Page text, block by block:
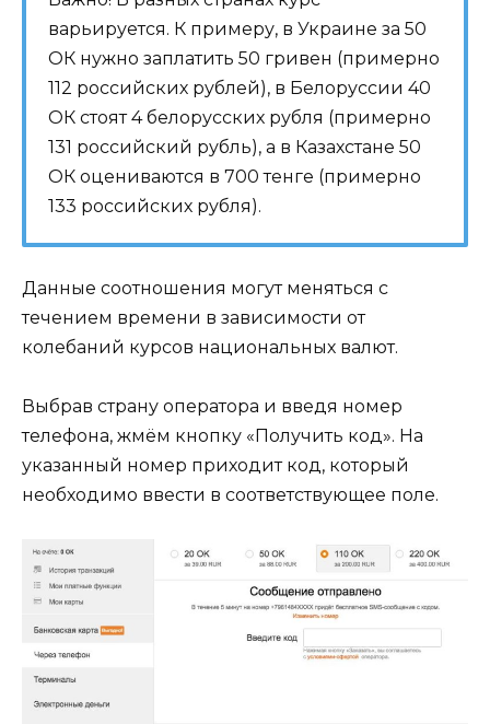
варьируется. К примеру, в Украине за 50
ОК нужно заплатить 50 гривен (примерно
112 российских рублей), в Белоруссии 40
ОК стоят 4 белорусских рубля (примерно
131 российский рубль), а в Казахстане 50
ОК оцениваются в 700 тенге (примерно
133 российских рубля).
Данные соотношения могут меняться с
течением времени в зависимости от
колебаний курсов национальных валют.
Выбрав страну оператора и введя номер
телефона, жмём кнопку «Получить код». На
указанный номер приходит код, который
необходимо ввести в соответствующее поле.